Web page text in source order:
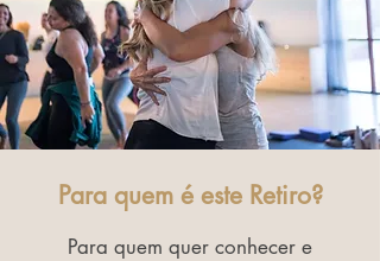
Para quem é este Retiro?
Para quem quer conhecer e